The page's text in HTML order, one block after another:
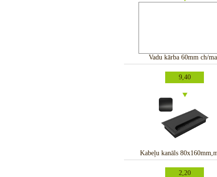
Vadu kārba 60mm ch/
9,40
Kabeļu kanāls
2,20